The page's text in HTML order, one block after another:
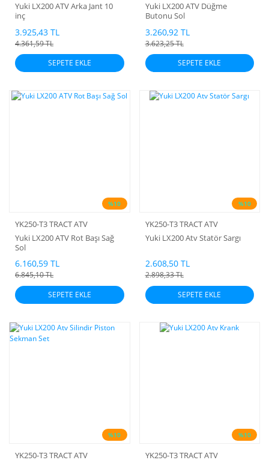
Yuki LX200 ATV Arka Jant 10
inç
3.925,43 TL
4.361,59 TL
SEPETE EKLE
Yuki LX200 ATV Düğme
Butonu Sol
3.260,92 TL
3.623,25 TL
SEPETE EKLE
%10
YK250-T3 TRACT ATV
Yuki LX200 ATV Rot Başı Sağ
Sol
6.160,59 TL
6.845,10 TL
SEPETE EKLE
%10
YK250-T3 TRACT ATV
Yuki LX200 Atv Statör Sargı
2.608,50 TL
2.898,33 TL
SEPETE EKLE
%10
YK250-T3 TRACT ATV
%10
YK250-T3 TRACT ATV